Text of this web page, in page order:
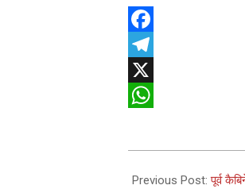
Facebook
Telegram
X
03-
Previous Post:पूर्व